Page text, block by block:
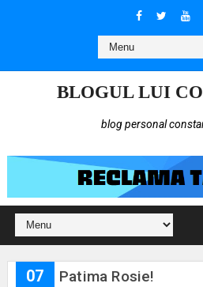
BLOGUL LUI
blog personal
07 Patima Rosie!